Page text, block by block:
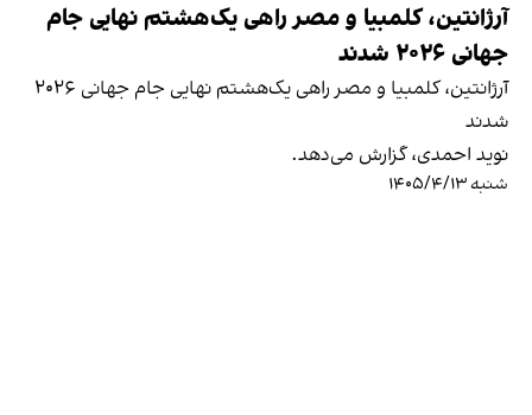
آرژانتین، کلمبیا و مصر راهی یک‌هشتم نهایی جام
جهانی ۲۰۲۶ شدند
آرژانتین، کلمبیا و مصر راهی یک‌هشتم نهایی جام جهانی ۲۰۲۶
شدند
نوید احمدی، گزارش می‌دهد.
شنبه ۱۴۰۵/۴/۱۳